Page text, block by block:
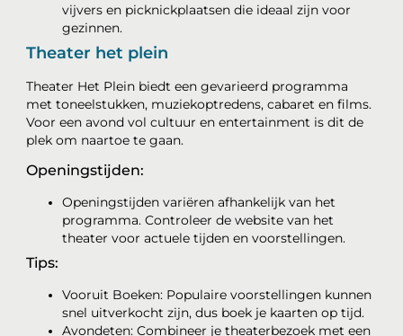
vijvers en picknickplaatsen die ideaal zijn voor
gezinnen.
Theater het plein
Theater Het Plein biedt een gevarieerd programma
met toneelstukken, muziekoptredens, cabaret en films.
Voor een avond vol cultuur en entertainment is dit de
plek om naartoe te gaan.
Openingstijden:
Openingstijden variëren afhankelijk van het
programma. Controleer de website van het
theater voor actuele tijden en voorstellingen.
Tips:
Vooruit Boeken: Populaire voorstellingen kunnen
snel uitverkocht zijn, dus boek je kaarten op tijd.
Avondeten: Combineer je theaterbezoek met een